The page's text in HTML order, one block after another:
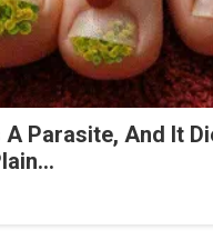
A Parasite, And It